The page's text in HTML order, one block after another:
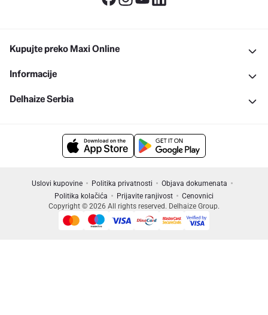
Kupujte preko Maxi Online
Informacije
Delhaize Serbia
Uslovi kupovine Politika privatnosti
Objava dokumenata
Politika kolačića
Prijavite ranjivost
Cenovnici
Copyright © 2026 All rights reserved. Delhaize Group.